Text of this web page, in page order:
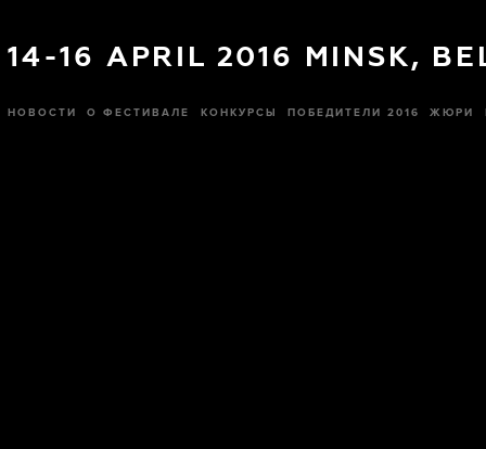
14-16 APRIL 2016 MINSK,
НОВОСТИ О ФЕСТИВАЛЕ КОНКУРСЫ ПОБЕДИТЕЛИ 2016 ЖЮРИ